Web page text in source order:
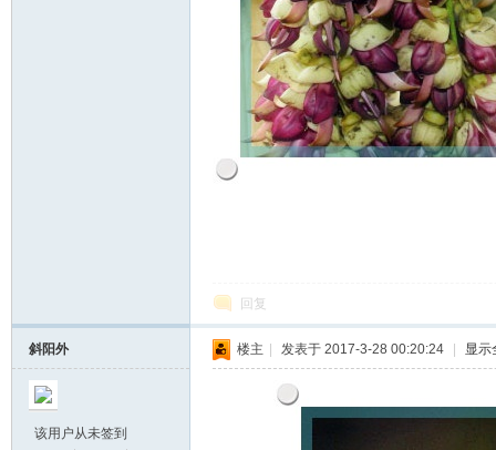
回复
斜阳外
该用户从未签到
楼主 发表于 2017-3-28 00:20:24 显示